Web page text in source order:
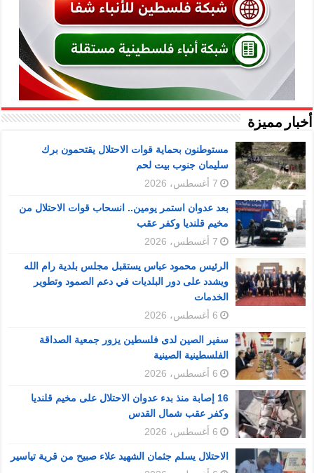
أخبار مميزة
مستوطنون بحماية قوات الاحتلال يقتحمون برك
سليمان جنوب بيت لحم
7 أغسطس، 2026
بعد عدوان استمر يومين.. انسحاب قوات الاحتلال من
مخيم قلنديا وكفر عقب
7 أغسطس، 2026
الرئيس محمود عباس يستقبل مجلس بلدية رام الله
ويشدد على دور البلديات في دعم الصمود وتطوير
الخدمات
6 أغسطس، 2026
سفير الصين لدى فلسطين يزور جمعية الصداقة
الفلسطينية الصينية
6 أغسطس، 2026
16 إصابة منذ بدء عدوان الاحتلال على مخيم قلنديا
وكفر عقب شمال القدس
6 أغسطس، 2026
الاحتلال يسلم جثمان الشهيد علاء صبيح من قرية تياسير